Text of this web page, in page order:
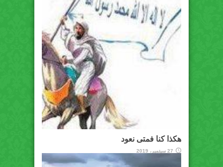
هكذا كنا فمتى نعود
27 سبتمبر، 2019